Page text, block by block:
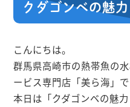
クダゴンベの魅
こんにちは。
群馬県高崎市の熱帯魚の
ービス専門店「美ら海」で
本日は「クダゴンベの魅